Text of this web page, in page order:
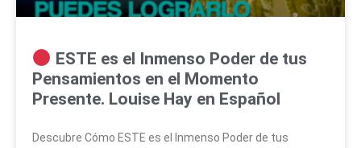
ESTE es el Inmenso Poder de tus
Pensamientos en el Momento
Presente. Louise Hay en Español
Descubre Cómo ESTE es el Inmenso Poder de tus